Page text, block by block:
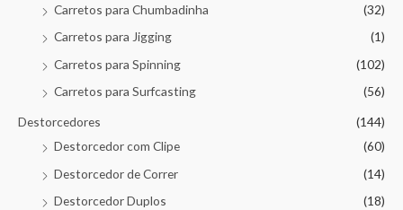
Carretos para Chumbadinha
(32)
Carretos para Jigging
(1)
Carretos para Spinning
(102)
Carretos para Surfcasting
(56)
Destorcedores
(144)
Destorcedor com Clipe
(60)
Destorcedor de Correr
(14)
Destorcedor Duplos
(18)